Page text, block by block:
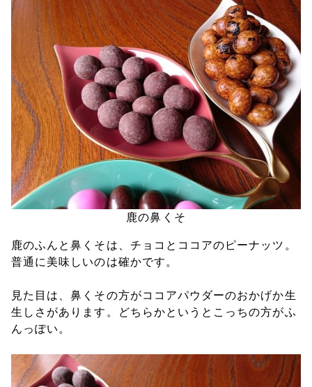
鹿の鼻くそ
鹿のふんと鼻くそは、チョコとココアのピーナッツ。
普通に美味しいのは確かです。
見た目は、鼻くその方がココアパウダーのおかげか生
生しさがあります。どちらかというとこっちの方がふ
んっぽい。